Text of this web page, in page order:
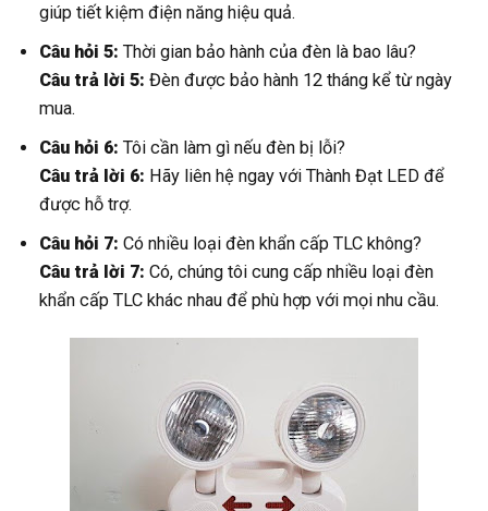
giúp tiết kiệm điện năng hiệu quả.
Câu hỏi 5: Thời gian bảo hành của đèn là bao lâu?
Câu trả lời 5: Đèn được bảo hành 12 tháng kể từ ngày
mua.
Câu hỏi 6: Tôi cần làm gì nếu đèn bị lỗi?
Câu trả lời 6: Hãy liên hệ ngay với Thành Đạt LED để
được hỗ trợ.
Câu hỏi 7: Có nhiều loại đèn khẩn cấp TLC không?
Câu trả lời 7: Có, chúng tôi cung cấp nhiều loại đèn
khẩn cấp TLC khác nhau để phù hợp với mọi nhu cầu.